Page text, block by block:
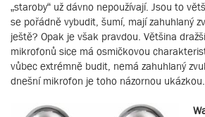
„staroby“ už dávno nepoužívají. Jsou to
se pořádně vybudit, šumí, mají zahuhlaný
ještě? Opak je však pravdou. Většina
mikrofonů sice má osmičkovou
vůbec extrémně budit, nemá zahuhlaný
dnešní mikrofon je toho názornou ukázkou.